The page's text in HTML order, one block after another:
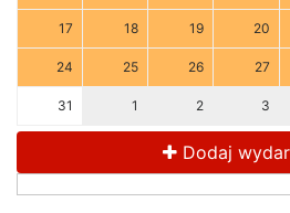
17 18 19 20
24 25 26 27
31 1 2 3
Dodaj